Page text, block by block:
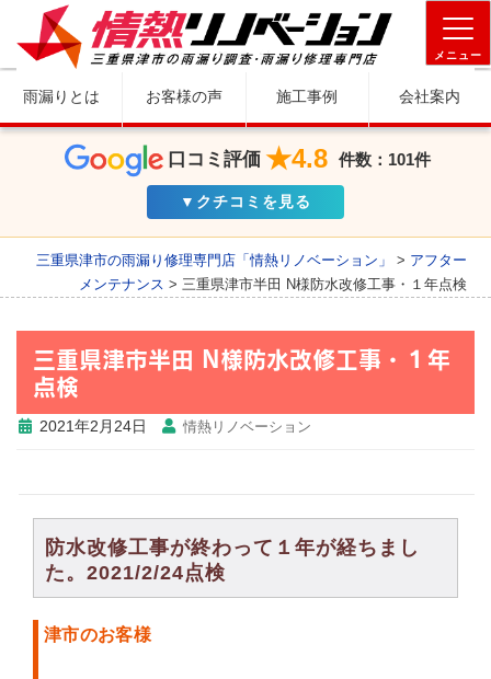
メニュー
雨漏りとは お客様の声 施工事例 会社案内
口コミ評価 ★4.8 件数：101件
▼クチコミを見る
三重県津市の雨漏り修理専門店「情熱リノベーション」 > アフター
メンテナンス > 三重県津市半田 N様防水改修工事・１年点検
三重県津市半田 N様防水改修工事・１年
点検
2021年2月24日 情熱リノベーション
防水改修工事が終わって１年が経ちまし
た。2021/2/24点検
津市のお客様